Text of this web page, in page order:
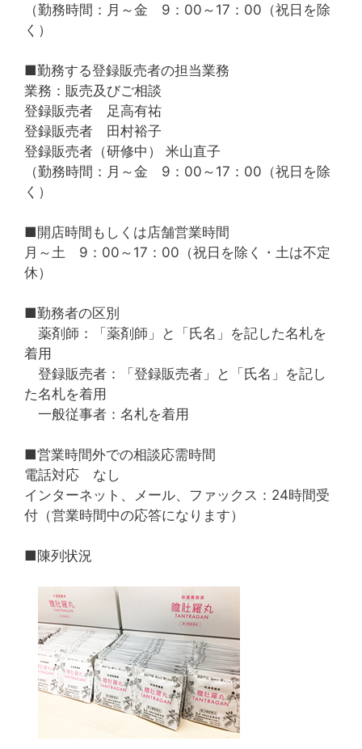
（勤務時間：月～金 9：00～17：00（祝日を除
く）
■勤務する登録販売者の担当業務
業務：販売及びご相談
登録販売者 足高有祐
登録販売者 田村裕子
登録販売者（研修中） 米山直子
（勤務時間：月～金 9：00～17：00（祝日を除
く）
■開店時間もしくは店舗営業時間
月～土 9：00～17：00（祝日を除く・土は不定
休）
■勤務者の区別
薬剤師：「薬剤師」と「氏名」を記した名札を
着用
登録販売者：「登録販売者」と「氏名」を記し
た名札を着用
一般従事者：名札を着用
■営業時間外での相談応需時間
電話対応 なし
インターネット、メール、ファックス：24時間受
付（営業時間中の応答になります）
■陳列状況